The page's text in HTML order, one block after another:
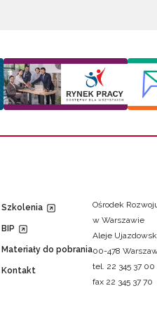
Szkolenia
BIP
Materiały do pobrania
Kontakt
Ośrodek
w Warszawie
Aleje
00-478
tel. 22 345 37 00
fax 22 345 37 70